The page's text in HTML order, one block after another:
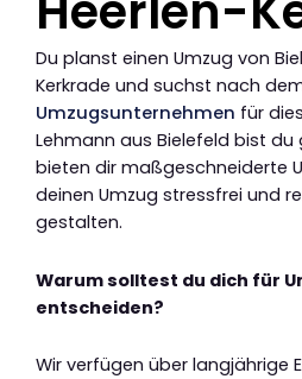
Du planst einen Umzug von
Kerkrade und suchst nach
Umzugsunternehmen für
Lehmann aus Bielefeld bist du
bieten dir maßgeschneiderte
deinen Umzug stressfrei und
gestalten.
Warum solltest du dich für
entscheiden?
Wir verfügen über langjährige